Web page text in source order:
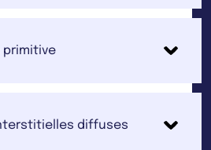
primitive
diffuses